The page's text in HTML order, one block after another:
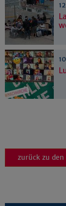
zurück zu